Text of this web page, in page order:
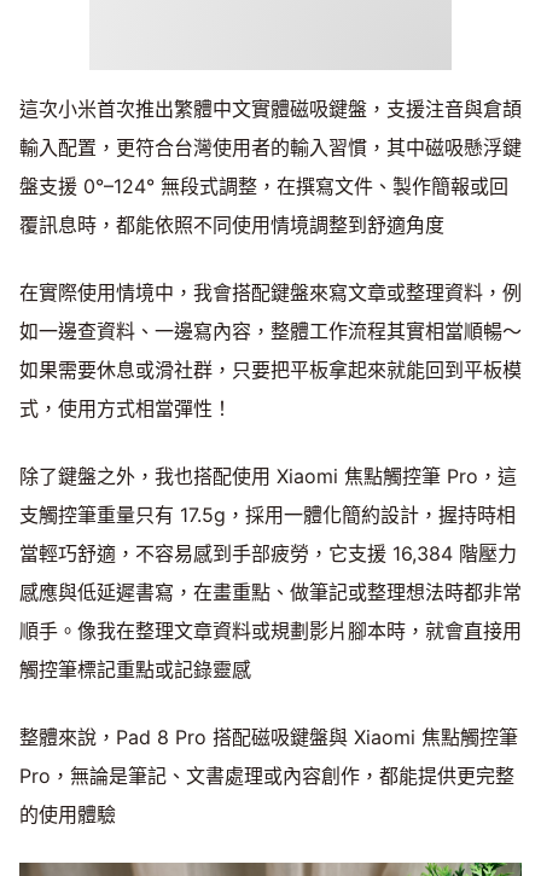
這次小米首次推出繁體中文實體磁吸鍵盤，支援注音與倉頡
輸入配置，更符合台灣使用者的輸入習慣，其中磁吸懸浮鍵
盤支援 0°–124° 無段式調整，在撰寫文件、製作簡報或回
覆訊息時，都能依照不同使用情境調整到舒適角度
在實際使用情境中，我會搭配鍵盤來寫文章或整理資料，例
如一邊查資料、一邊寫內容，整體工作流程其實相當順暢～
如果需要休息或滑社群，只要把平板拿起來就能回到平板模
式，使用方式相當彈性！
除了鍵盤之外，我也搭配使用 Xiaomi 焦點觸控筆 Pro，這
支觸控筆重量只有 17.5g，採用一體化簡約設計，握持時相
當輕巧舒適，不容易感到手部疲勞，它支援 16,384 階壓力
感應與低延遲書寫，在畫重點、做筆記或整理想法時都非常
順手。像我在整理文章資料或規劃影片腳本時，就會直接用
觸控筆標記重點或記錄靈感
整體來說，Pad 8 Pro 搭配磁吸鍵盤與 Xiaomi 焦點觸控筆
Pro，無論是筆記、文書處理或內容創作，都能提供更完整
的使用體驗